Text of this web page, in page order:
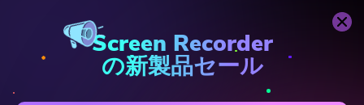
Screen Recorder
の新製品セール
Mac Cleaner